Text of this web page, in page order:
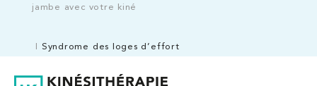
jambe avec votre kiné
Syndrome des loges d’effort